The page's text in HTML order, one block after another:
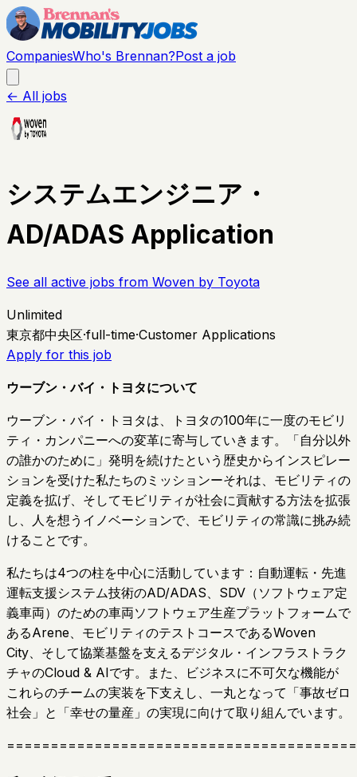
CompaniesWho's Brennan?Post a job
← All jobs
システムエンジニア・
AD/ADAS Application
See all active jobs from Woven by Toyota
Unlimited
東京都中央区·full-time·Customer Applications
Apply for this job
ウーブン・バイ・トヨタについて
ウーブン・バイ・トヨタは、トヨタの100年に一度のモビリ
ティ・カンパニーへの変革に寄与していきます。「自分以外
の誰かのために」発明を続けたという歴史からインスピレー
ションを受けた私たちのミッションーそれは、モビリティの
定義を拡げ、そしてモビリティが社会に貢献する方法を拡張
し、人を想うイノベーションで、モビリティの常識に挑み続
けることです。
私たちは4つの柱を中心に活動しています：自動運転・先進
運転支援システム技術のAD/ADAS、SDV（ソフトウェア定
義車両）のための車両ソフトウェア生産プラットフォームで
あるArene、モビリティのテストコースであるWoven
City、そして協業基盤を支えるデジタル・インフラストラク
チャのCloud & AIです。また、ビジネスに不可欠な機能が
これらのチームの実装を下支えし、一丸となって「事故ゼロ
社会」と「幸せの量産」の実現に向けて取り組んでいます。